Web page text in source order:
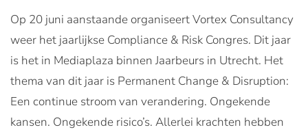
Op 20 juni aanstaande organiseert Vortex Consultancy
weer het jaarlijkse Compliance & Risk Congres. Dit jaar
is het in Mediaplaza binnen Jaarbeurs in Utrecht. Het
thema van dit jaar is Permanent Change & Disruption:
Een continue stroom van verandering. Ongekende
kansen. Ongekende risico’s. Allerlei krachten hebben